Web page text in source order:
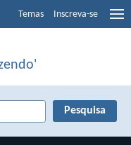
Temas Inscreva-se